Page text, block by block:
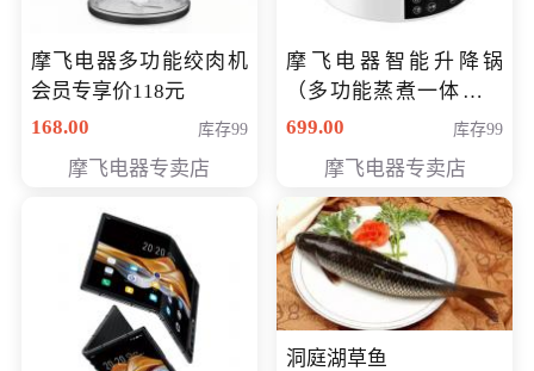
摩飞电器多功能绞肉机
会员专享价118元
168.00
库存99
摩飞电器专卖店
摩飞电器智能升降锅
（多功能蒸煮一体锅）
（智能升降养生锅） 会
699.00 库存99
摩飞电器专卖店
洞庭湖草鱼